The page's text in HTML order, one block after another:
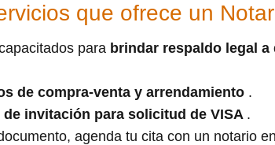
que ofrece un
para brindar respaldo legal
de compra-venta y arrendamiento .
de invitación para solicitud de VISA .
agenda tu cita con un notario